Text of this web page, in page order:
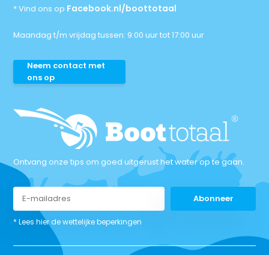
* Vind ons op Facebook.nl/boottotaal
Maandag t/m vrijdag tussen: 9:00 uur tot 17:00 uur
Neem contact met
ons op
Ontvang onze tips om goed uitgerust het water op te gaan.
Abonneer
* Lees hier de wettelijke beperkingen